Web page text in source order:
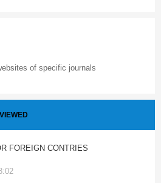
of specific journals
FOREIGN CONTRIES